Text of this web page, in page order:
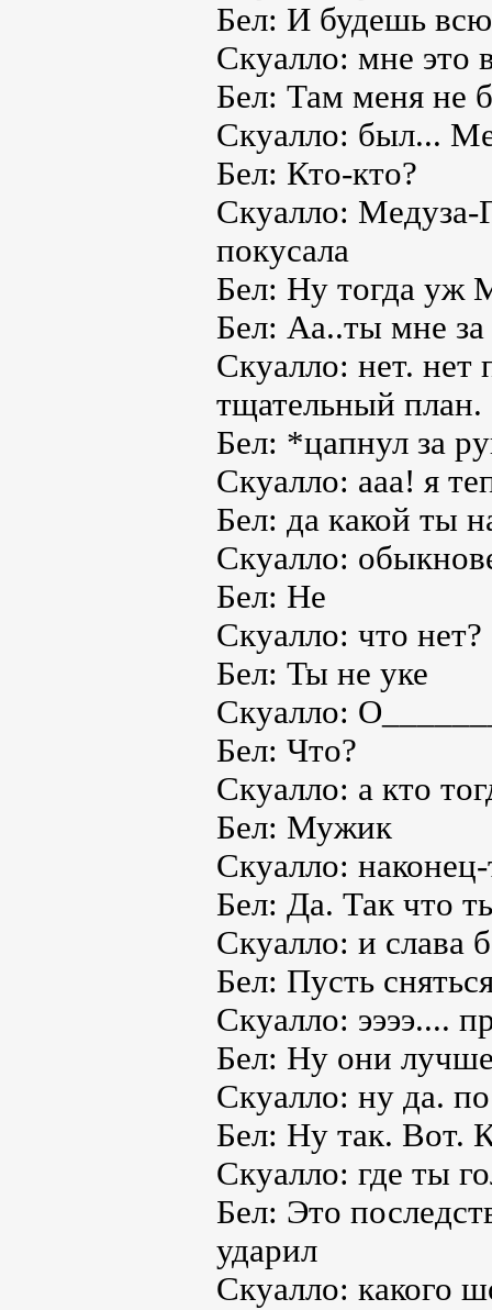
Бел: И будешь
Скуалло: мне это
Бел: Там меня не
Скуалло: был...
Бел: Кто-кто?
Скуалло: Медуза-
покусала
Бел: Ну тогда уж
Бел: Аа..ты мне
Скуалло: нет. нет
тщательный план.
Бел: *цапнул за
Скуалло: ааа! я
Бел: да какой ты
Скуалло:
Бел: Не
Скуалло: что нет?
Бел: Ты не уке
Скуалло:
Бел: Что?
Скуалло: а кто
Бел: Мужик
Скуалло:
Бел: Да. Так что
Скуалло: и слава
Бел: Пусть
Скуалло: ээээ....
Бел: Ну они
Скуалло: ну да.
Бел: Ну так. Вот.
Скуалло: где ты
Бел: Это
ударил
Скуалло: какого